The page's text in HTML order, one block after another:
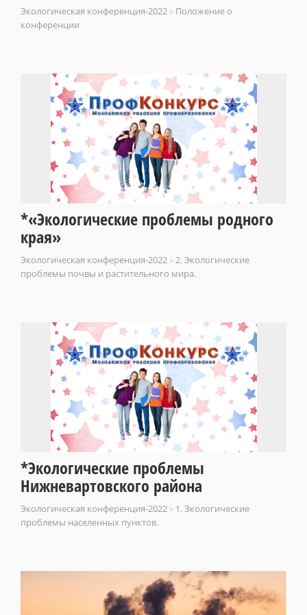
Экологическая конференция-2022 » Положение о
конференции
*«Экологические проблемы родного
края»
Экологическая конференция-2022 »2. Экологические
проблемы почвы и растительного мира.
*Экологические проблемы
Нижневартовского района
Экологическая конференция-2022 » 1. Экологические
проблемы населенных пунктов.